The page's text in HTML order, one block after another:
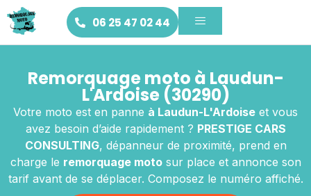
06 25 47 02 44
Remorquage moto à Laudun-
L'Ardoise (30290)
Votre moto est en panne à Laudun-L'Ardoise et vous
avez besoin d’aide rapidement ? PRESTIGE CARS
CONSULTING, dépanneur de proximité, prend en
charge le remorquage motosur place et annonce son
tarif avant de se déplacer. Composez le numéro affiché.